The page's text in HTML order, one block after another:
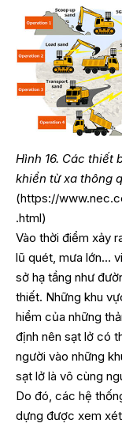
Hình 16. Các thiết
khiển từ xa thông
(https://
.html)
Vào thời điểm xảy
lũ quét, mưa lớn…
sở hạ tầng như
thiết. Những khu
hiểm của những
định nên sạt lở có
người vào những
sạt lở là vô cùng
Do đó, các hệ
dựng được xem